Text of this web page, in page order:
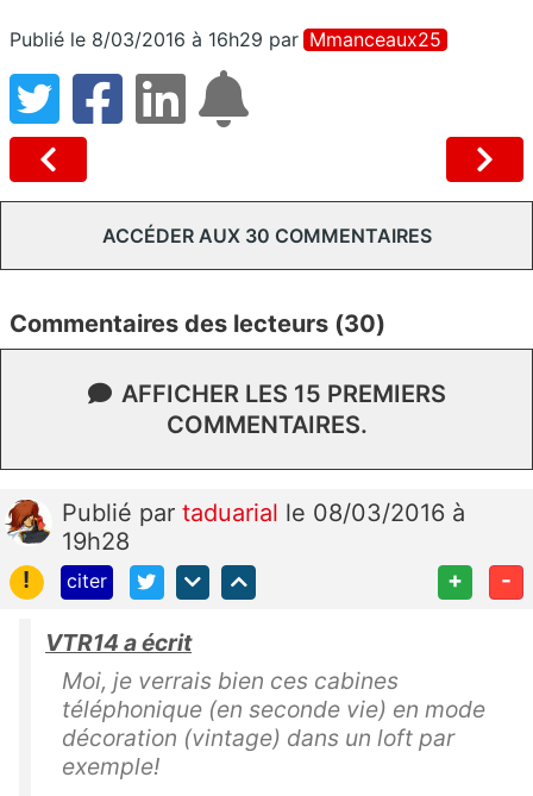
Publié le 8/03/2016 à 16h29 par Mmanceaux25
ACCÉDER AUX 30 COMMENTAIRES
Commentaires des lecteurs (30)
AFFICHER LES 15 PREMIERS
COMMENTAIRES.
Publié par taduarial le 08/03/2016 à
19h28
!
citer + -
VTR14 a écrit
Moi, je verrais bien ces cabines
téléphonique (en seconde vie) en mode
décoration (vintage) dans un loft par
exemple!